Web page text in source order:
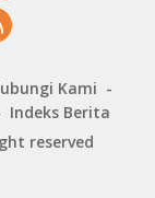
Kami
Indeks Berita
reserved